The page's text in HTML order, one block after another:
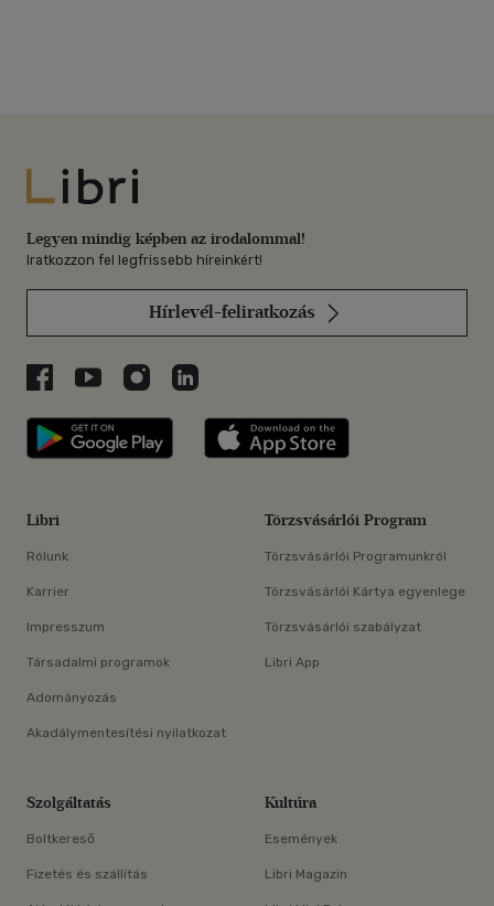
Libri
Legyen mindig képben az irodalommal!
Iratkozzon fel legfrissebb híreinkért!
Hírlevél-feliratkozás
Libri a Facebookon
Libri a Youtube-on
Libri az Instagramon
Libri a LinkedInen
Libri applikáció Szerezd meg: Google
Libri
Rólunk
Karrier
Impresszum
Társadalmi programok
Adományozás
Akadálymentesítési nyilatkozat
Törzsvásárlói Program
Törzsvásárlói Programunkról
Törzsvásárlói Kártya egyenlege
Törzsvásárlói szabályzat
Libri App
Szolgáltatás
Boltkereső
Fizetés és szállítás
Kultúra
Események
Libri Magazin